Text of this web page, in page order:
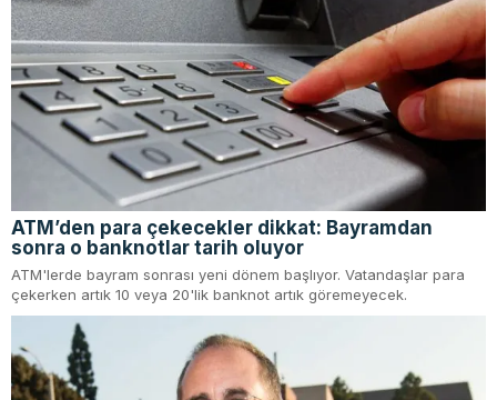
ATM’den para çekecekler dikkat: Bayramdan
sonra o banknotlar tarih oluyor
ATM'lerde bayram sonrası yeni dönem başlıyor. Vatandaşlar para
çekerken artık 10 veya 20'lik banknot artık göremeyecek.